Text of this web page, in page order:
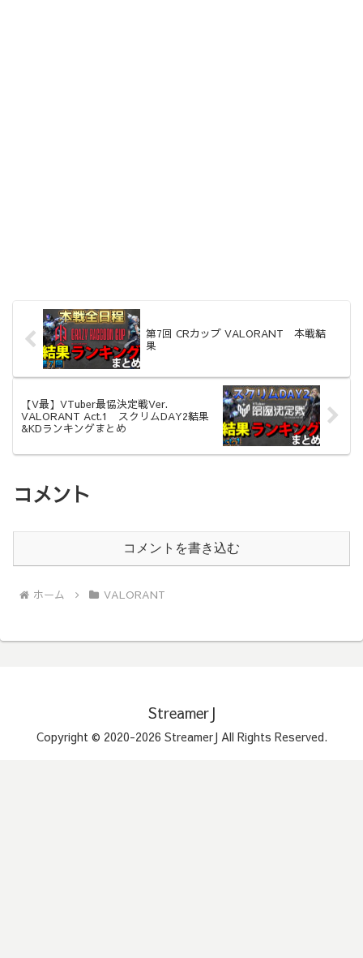
第7回 CRカップ VALORANT 本戦結
果
【V最】VTuber最協決定戦Ver.
VALORANT Act.1 スクリムDAY2結果
&KDランキングまとめ
コメント
コメントを書き込む
ホーム VALORANT
StreamerJ
Copyright © 2020-2026 StreamerJ All Rights Reserved.